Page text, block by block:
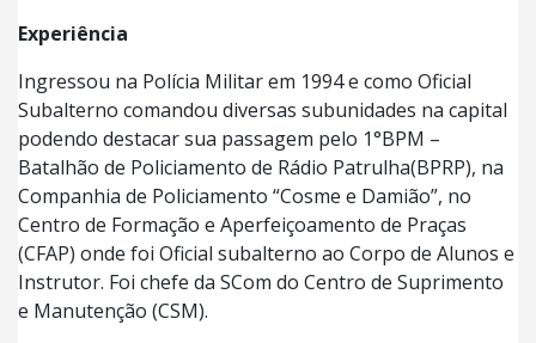
Experiência
Ingressou na Polícia Militar em 1994 e como Oficial
Subalterno comandou diversas subunidades na capital
podendo destacar sua passagem pelo 1°BPM –
Batalhão de Policiamento de Rádio Patrulha(BPRP), na
Companhia de Policiamento “Cosme e Damião”, no
Centro de Formação e Aperfeiçoamento de Praças
(CFAP) onde foi Oficial subalterno ao Corpo de Alunos e
Instrutor. Foi chefe da SCom do Centro de Suprimento
e Manutenção (CSM).